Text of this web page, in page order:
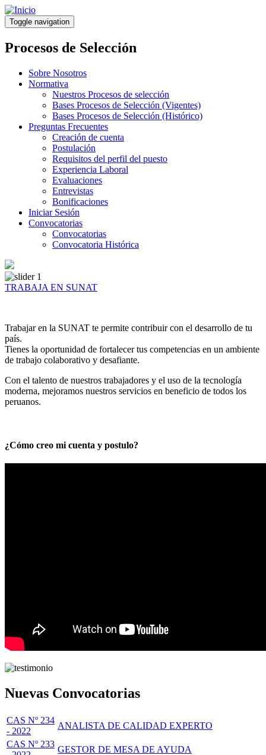
Pasar
al
contenido
principal
Toggle navigation
Procesos de Selección
Sobre Nosotros
Normativa
Nuestros Procesos de selección
Bases Procesos de Selección (Vigentes)
Bases Procesos de Selección (Histórico)
Preguntas Frecuentes
Creación de cuenta
Postulación
Requisitos del perfil del puesto
Experiencia Laboral
Evaluaciones
Entrevistas
Bonificaciones
Iniciar Sesión
Convocatorias
Convocatorias
Convocatoria Histórica
TRABAJA EN SUNAT
Trabajar en la SUNAT te permite contribuir con el desarrollo de tu
país.
Tienes la oportunidad de fortalecer tus competencias en un ambiente
de trabajo colaborativo y desafiante.
Con el talento de nuestros trabajadores y el uso de la tecnología
moderna, mejoramos nuestros servicios en beneficio de todos los
peruanos.
¿Cómo creo mi cuenta y postulo?
Nuevas Convocatorias
CAS Nº 234
- 2022
ANALISTA DE CALIDAD EXPERTO
CAS Nº 233
GESTOR DE MESA DE AYUDA